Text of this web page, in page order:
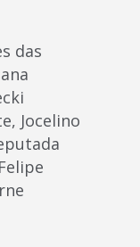
das
Jocelino